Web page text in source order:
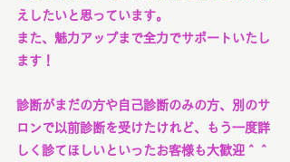
えしたいと思っています。
また、魅力アップまで全力でサポートいたし
ます！
診断がまだの方や自己診断のみの方、別のサ
ロンで以前診断を受けたけれど、もう一度詳
しく診てほしいといったお客様も大歓迎＾＾